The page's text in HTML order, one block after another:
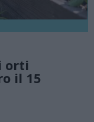
18 Luglio